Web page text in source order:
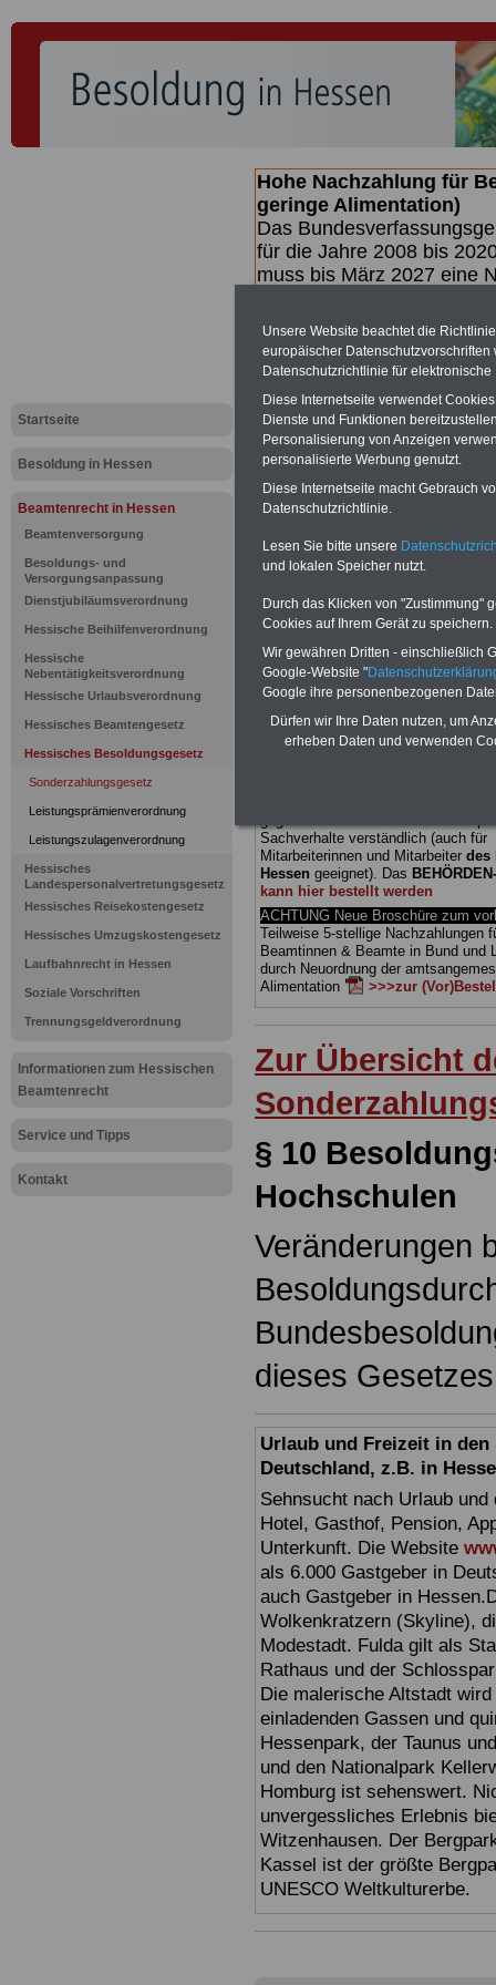
Startseite
Besoldung in Hessen
Beamtenrecht in Hessen
Beamtenversorgung
Besoldungs- und
Versorgungsanpassung
Dienstjubiläumsverordnung
Hessische Beihilfenverordnung
Hessische
Nebentätigkeitsverordnung
Hessische Urlaubsverordnung
Hessisches Beamtengesetz
Hessisches Besoldungsgesetz
Sonderzahlungsgesetz
Leistungsprämienverordnung
Leistungszulagenverordnung
Hessisches
Landespersonalvertretungsgesetz
Hessisches Reisekostengesetz
Hessisches Umzugskostengesetz
Laufbahnrecht in Hessen
Soziale Vorschriften
Trennungsgeldverordnung
Informationen zum Hessischen
Beamtenrecht
Service und Tipps
Kontakt
Hohe Nachzahlung für
geringe Alimentation)
Das
für die Jahre 2008 bis
muss bis März 2027 eine
(Beamte &
geben (Medienberichten
mind.3.000 und 13.000
hierzu eine Broschüre
des Gesetzentwurfs der
(wahrscheinlich im
Broschüre.
Hessisches
BEHÖRDEN-ABO
mit drei
25,00 Euro: Wissenswertes für
Sachverhalte verständlich (auch für
Mitarbeiterinnen und Mitarbeiter des
Hessen geeignet). Das
kann hier bestellt werden
ACHTUNG Neue Broschüre zum
Teilweise 5-stellige Nachzahlungen
Beamtinnen & Beamte in Bund und
durch Neuordnung der
Alimentation
>>>zur
Zur Übersicht
§ 10
Hochschulen
Veränderungen
dieses
Urlaub und Freizeit in
Deutschland, z.B. in
Sehnsucht nach Urlaub
Hotel, Gasthof, Pension,
Unterkunft. Die Website
als 6.000 Gastgeber in
auch Gastgeber in
Wolkenkratzern (Skyline),
Modestadt. Fulda gilt als
Rathaus und der
Die malerische Altstadt
einladenden Gassen und
Hessenpark, der Taunus
und den Nationalpark
Homburg ist sehenswert.
unvergessliches Erlebnis
Witzenhausen. Der
Kassel ist der größte
UNESCO Weltkulturerbe.
Unsere Website beachtet die
europäischer
Datenschutzrichtlinie für
Diese Internetseite verwendet
Dienste und Funktionen
Personalisierung von Anzeigen
personalisierte Werbung genutzt.
Diese Internetseite macht Gebrauch
Datenschutzrichtlinie.
Lesen Sie bitte unsere
und lokalen Speicher nutzt.
Durch das Klicken von "Zustimmung"
Cookies auf Ihrem Gerät zu speichern.
Wir gewähren Dritten - einschließlich
Google-Website "
Google ihre personenbezogenen
Dürfen wir Ihre Daten nutzen, um
erheben Daten und verwenden